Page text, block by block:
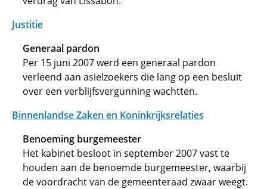
Justitie
Generaal pardon
Per 15 juni 2007 werd een generaal pardon
verleend aan asielzoekers die lang op een besluit
over een verblijfsvergunning wachtten.
Binnenlandse Zaken en Koninkrijksrelaties
Benoeming burgemeester
Het kabinet besloot in september 2007 vast te
houden aan de benoemde burgemeester, waarbij
de voordracht van de gemeenteraad zwaar weegt.